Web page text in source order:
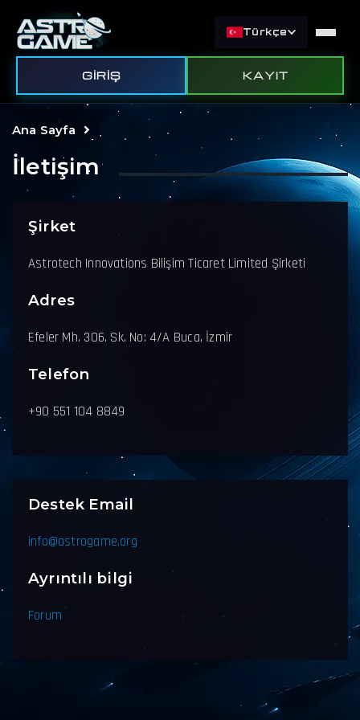
Türkçe
GIRIŞ KAYIT
Ana Sayfa
İletişim
Şirket
Astrotech Innovations Bilişim Ticaret Limited Şirketi
Adres
Efeler Mh. 306. Sk. No: 4/A Buca, İzmir
Telefon
+90 551 104 8849
Destek Email
info@astrogame.org
Ayrıntılı bilgi
Forum